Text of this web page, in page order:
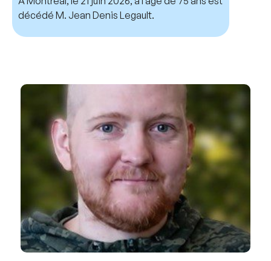
décédé M. Jean Denis Legault.